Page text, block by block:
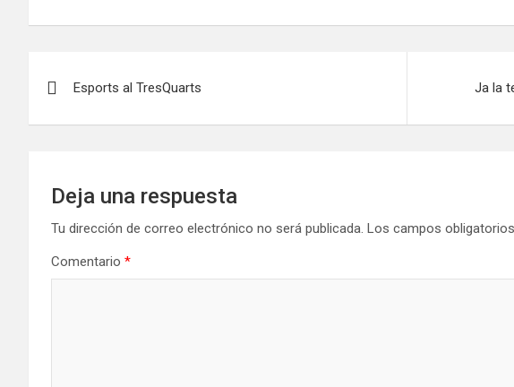
de
Esports al TresQuarts Ja la
Deja una respuesta
Tu dirección de correo electrónico no será publicada. Los campos
Comentario *